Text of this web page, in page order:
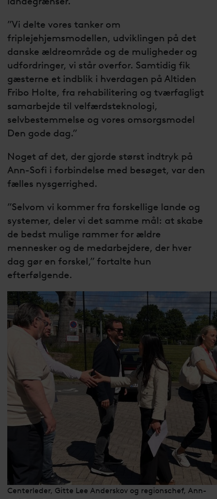
”Vi delte vores tanker om
friplejehjemsmodellen, udviklingen på det
danske ældreområde og de muligheder og
udfordringer, vi står overfor. Samtidig fik
gæsterne et indblik i hverdagen på Altiden
Fribo Holte, fra rehabilitering og tværfagligt
samarbejde til velfærdsteknologi,
selvbestemmelse og vores omsorgsmodel
Den gode dag.”
Noget af det, der gjorde størst indtryk på
Ann-Sofi i forbindelse med besøget, var den
fælles nysgerrighed.
”Selvom vi kommer fra forskellige lande og
systemer, deler vi det samme mål: at skabe
de bedst mulige rammer for ældre
mennesker og de medarbejdere, der hver
dag gør en forskel,” fortalte hun
efterfølgende.
Centerleder, Gitte Lee Anderskov og regionschef, Ann-